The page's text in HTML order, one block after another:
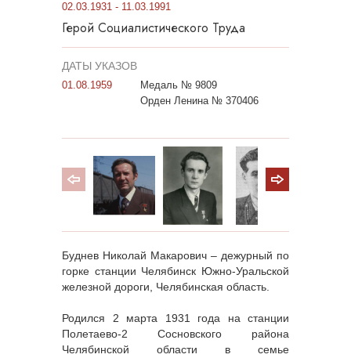
02.03.1931 - 11.03.1991
Герой Социалистического Труда
ДАТЫ УКАЗОВ
01.08.1959
Медаль № 9809
Орден Ленина № 370406
Буднев Николай Макарович – дежурный по
горке станции Челябинск Южно-Уральской
железной дороги, Челябинская область.
Родился 2 марта 1931 года на станции
Полетаево-2 Сосновского района
Челябинской области в семье